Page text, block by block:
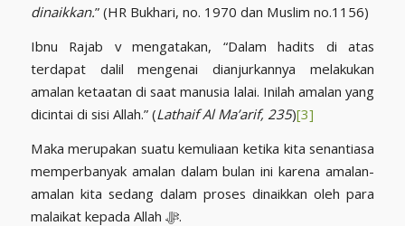
dinaikkan.” (HR Bukhari, no. 1970 dan Muslim no.1156)
Ibnu Rajab v mengatakan, “Dalam hadits di atas
terdapat dalil mengenai dianjurkannya melakukan
amalan ketaatan di saat manusia lalai. Inilah amalan yang
dicintai di sisi Allah.” (Lathaif Al Ma’arif, 235)[3]
Maka merupakan suatu kemuliaan ketika kita senantiasa
memperbanyak amalan dalam bulan ini karena amalan-
amalan kita sedang dalam proses dinaikkan oleh para
malaikat kepada Allah ﷻ.